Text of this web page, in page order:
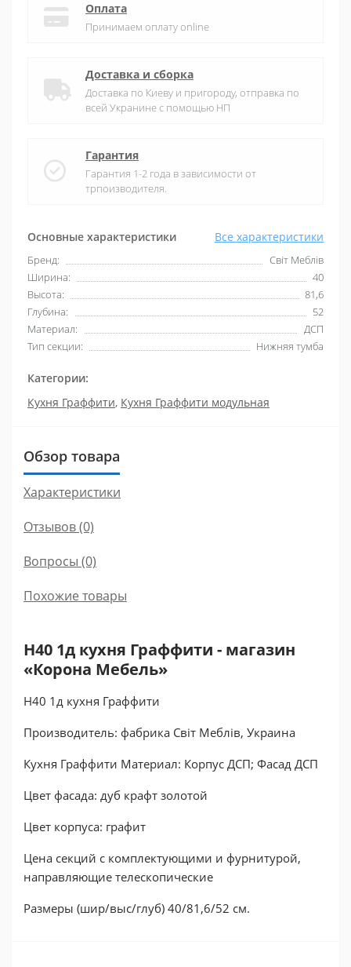
Основные характеристики Все характеристики
Бренд:
Світ Меблів
Ширина:
40
Высота:
81,6
Глубина:
52
Материал:
ДСП
Тип секции:
Нижняя тумба
Категории:
Кухня Граффити, Кухня Граффити модульная
Оплата
Принимаем оплату online
Доставка и сборка
Доставка по Киеву и пригороду, отправка по
всей Укранине с помощью НП
Гарантия
Гарантия 1-2 года в зависимости от
трпоизводителя.
Обзор товара
Характеристики
Отзывов (0)
Вопросы (0)
Похожие товары
Н40 1д кухня Граффити - магазин
«Корона Мебель»
Н40 1д кухня Граффити
Производитель: фабрика Світ Меблів, Украина
Кухня Граффити Материал: Корпус ДСП; Фасад ДСП
Цвет фасада: дуб крафт золотой
Цвет корпуса: графит
Цена секций с комплектующими и фурнитурой,
направляющие телескопические
Размеры (шир/выс/глуб) 40/81,6/52 см.